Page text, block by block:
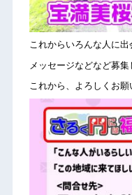
これからいろんな人に
メッセージなどなど募集
これから、よろしくお願